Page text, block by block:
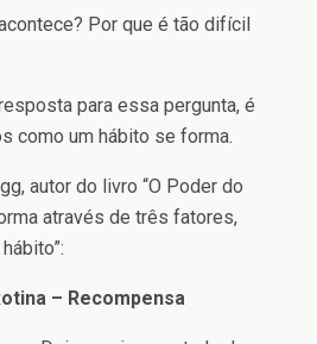
Por que é tão difícil
para essa pergunta, é
como um hábito se forma.
autor do livro “O Poder do
através de três fatores,
– Recompensa